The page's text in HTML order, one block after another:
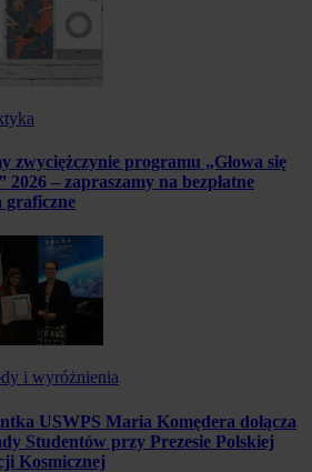
zwyciężczynie programu „Głowa się
2026 – zapraszamy na bezpłatne
graficzne
i wyróżnienia
USWPS Maria Komędera dołącza
Studentów przy Prezesie Polskiej
Kosmicznej